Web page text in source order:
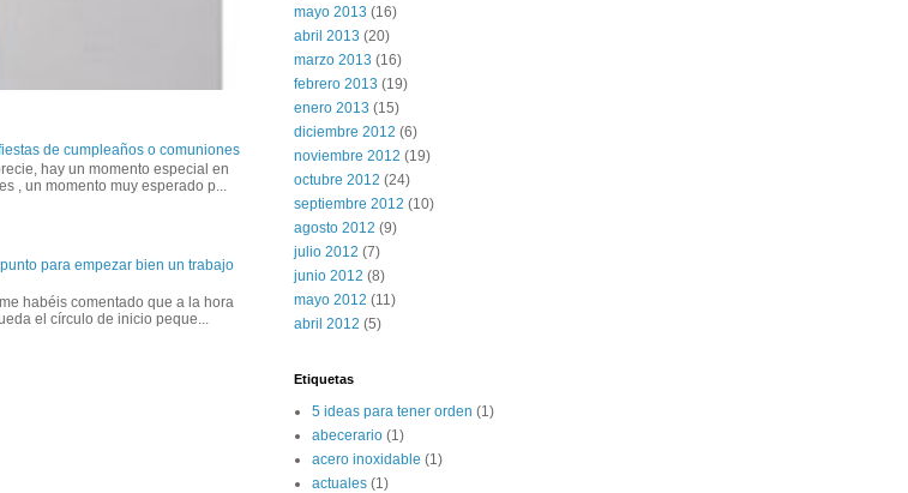
de cumpleaños o comuniones
hay un momento especial en
, un momento muy esperado p...
para empezar bien un trabajo
habéis comentado que a la hora
el círculo de inicio peque...
mayo 2013 (16)
abril 2013 (20)
marzo 2013 (16)
febrero 2013 (19)
enero 2013 (15)
diciembre 2012 (6)
noviembre 2012 (19)
octubre 2012 (24)
septiembre 2012 (10)
agosto 2012 (9)
julio 2012 (7)
junio 2012 (8)
mayo 2012 (11)
abril 2012 (5)
Etiquetas
5 ideas para tener orden (1)
abecerario (1)
acero inoxidable (1)
actuales (1)